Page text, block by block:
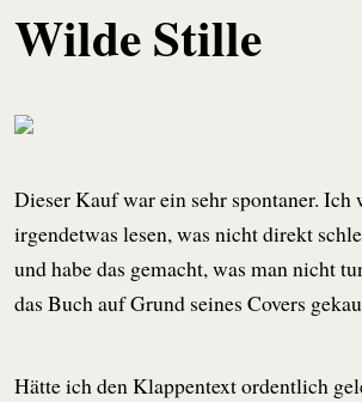
Wilde Stille
Dieser Kauf war ein sehr spontaner.
irgendetwas lesen, was nicht direkt
und habe das gemacht, was man nicht
das Buch auf Grund seines Covers
Hätte ich den Klappentext ordentlich